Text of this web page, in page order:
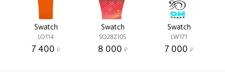
Swatch
LO114
7 400
Swatch
SO28Z105
8 000
Swatch
LW171
7 000